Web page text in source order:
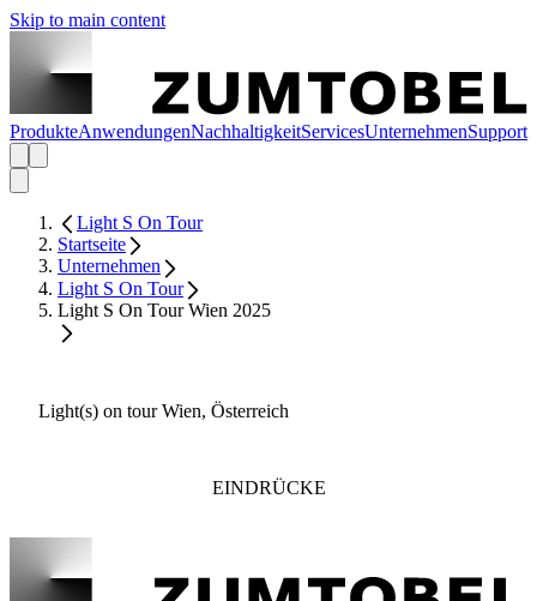
Skip to main content
ProdukteAnwendungenNachhaltigkeitServicesUnternehmenSupport
Light S On Tour
Startseite
Unternehmen
Light S On Tour
Light S On Tour Wien 2025
Light(s) on tour Wien, Österreich
EINDRÜCKE